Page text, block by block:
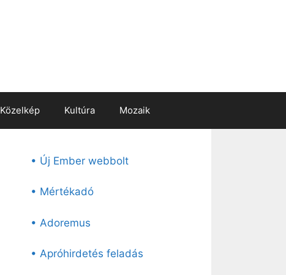
Közelkép Kultúra Mozaik
• Új Ember webbolt
• Mértékadó
• Adoremus
• Apróhirdetés feladás